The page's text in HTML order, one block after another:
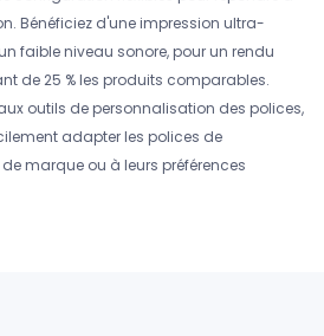
Bénéficiez d'une impression ultra-
faible niveau sonore, pour un rendu
de 25 % les produits comparables.
outils de personnalisation des polices,
adapter les polices de
marque ou à leurs préférences